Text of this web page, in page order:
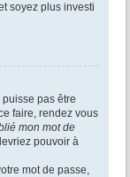
soyez plus investi
pas être
faire, rendez vous
mon mot de
pouvoir à
mot de passe,